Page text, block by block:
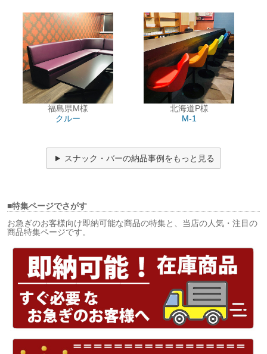
福島県M様
クルー
北海道P様
M-1
スナック・バーの納品事例をもっと見る
■特集ページでさがす
お急ぎのお客様向け即納可能な商品の特集と、当店の人気・注目の
商品特集ページです。